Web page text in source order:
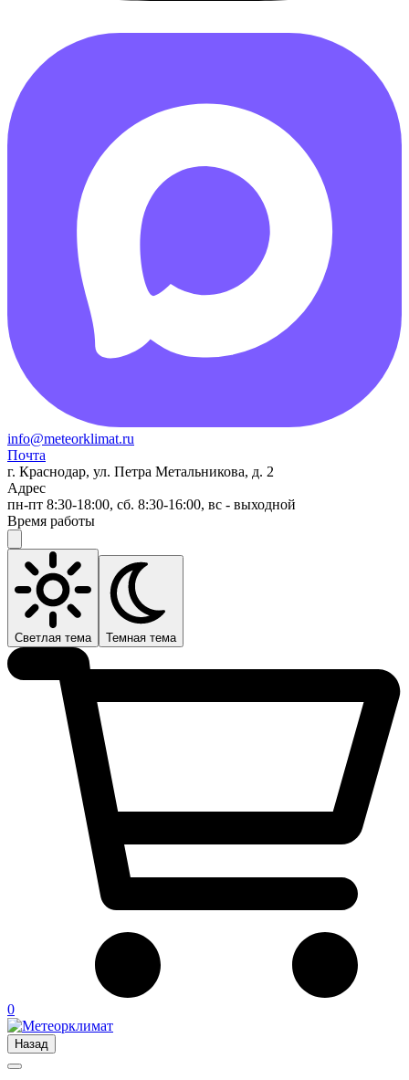
info@meteorklimat.ru
Почта
г. Краснодар, ул. Петра Метальникова, д. 2
Адрес
пн-пт 8:30-18:00, сб. 8:30-16:00, вс - выходной
Время работы
Светлая тема Темная тема
0
Назад